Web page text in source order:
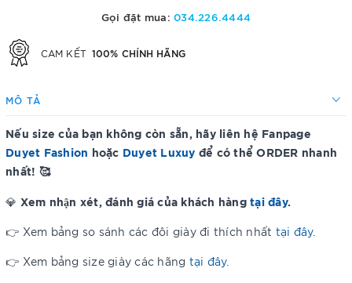
Gọi đặt mua:034.226.4444
CAM KẾT 100% CHÍNH HÃNG
MÔ TẢ
Nếu size của bạn không còn sẵn, hãy liên hệ Fanpage
Duyet Fashion hoặc Duyet Luxuy để có thể ORDER nhanh
nhất! 🥰
💎 Xem nhận xét, đánh giá của khách hàng tại đây.
👉 Xem bảng so sánh các đôi giày đi thích nhất tại đây.
👉 Xem bảng size giày các hãng tại đây.